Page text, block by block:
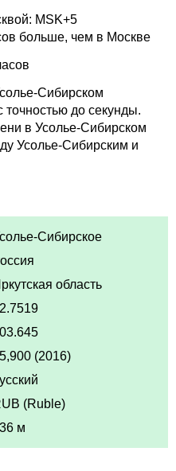
MSK+5
больше, чем в Москве
Сибирском
точностью до секунды.
в Усолье-Сибирском
Усолье-Сибирским и
Сибирское
область
(2016)
(Ruble)
м